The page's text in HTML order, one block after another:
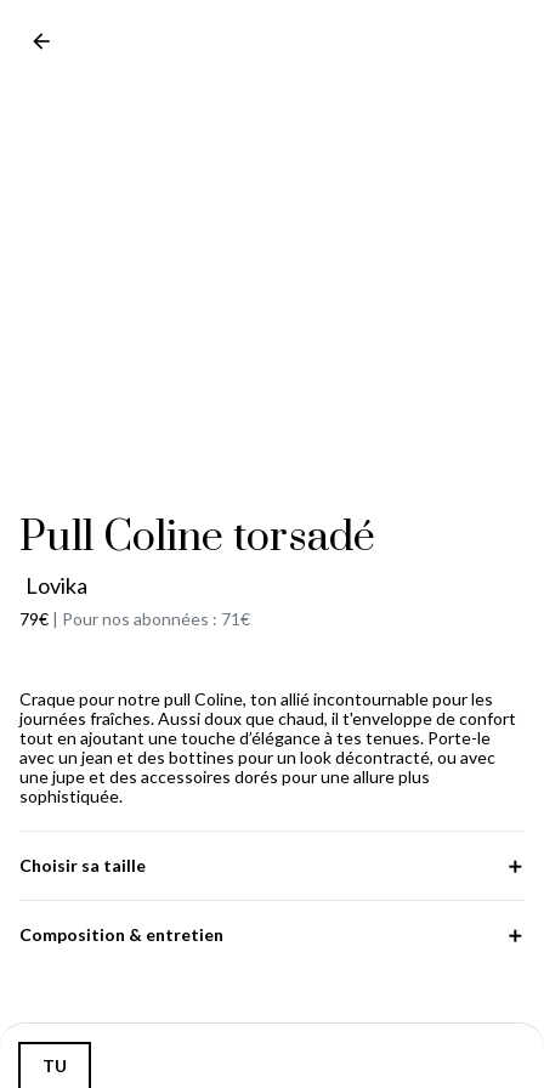
Pull Coline torsadé
Lovika
79€ | Pour nos abonnées : 71€
Craque pour notre pull Coline, ton allié incontournable pour les
journées fraîches. Aussi doux que chaud, il t'enveloppe de confort
tout en ajoutant une touche d’élégance à tes tenues. Porte-le
avec un jean et des bottines pour un look décontracté, ou avec
une jupe et des accessoires dorés pour une allure plus
sophistiquée.
TU
Choisir sa taille
Composition & entretien